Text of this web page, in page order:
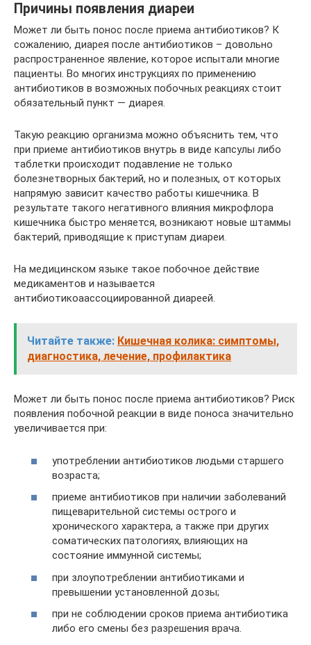
Причины появления диареи
Может ли быть понос после приема антибиотиков? К
сожалению, диарея после антибиотиков – довольно
распространенное явление, которое испытали многие
пациенты. Во многих инструкциях по применению
антибиотиков в возможных побочных реакциях стоит
обязательный пункт — диарея.
Такую реакцию организма можно объяснить тем, что
при приеме антибиотиков внутрь в виде капсулы либо
таблетки происходит подавление не только
болезнетворных бактерий, но и полезных, от которых
напрямую зависит качество работы кишечника. В
результате такого негативного влияния микрофлора
кишечника быстро меняется, возникают новые штаммы
бактерий, приводящие к приступам диареи.
На медицинском языке такое побочное действие
медикаментов и называется
антибиотикоаассоциированной диареей.
Читайте также: Кишечная колика: cимптомы,
диагностика, лечение, профилактика
Может ли быть понос после приема антибиотиков? Риск
появления побочной реакции в виде поноса значительно
увеличивается при:
употреблении антибиотиков людьми старшего
возраста;
приеме антибиотиков при наличии заболеваний
пищеварительной системы острого и
хронического характера, а также при других
соматических патологиях, влияющих на
состояние иммунной системы;
при злоупотреблении антибиотиками и
превышении установленной дозы;
при не соблюдении сроков приема антибиотика
либо его смены без разрешения врача.